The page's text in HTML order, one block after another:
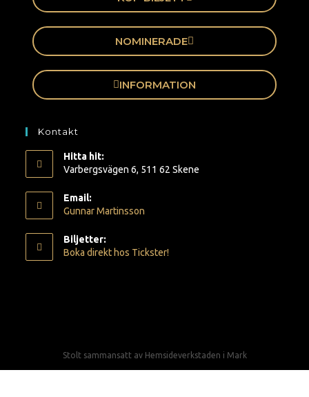
NOMINERADE
INFORMATION
Kontakt
Hitta hit:
Varbergsvägen 6, 511 62 Skene
Email:
Gunnar Martinsson
Biljetter:
Boka direkt hos Tickster!
Stolt sammansatt av Hemsideverkstaden i Mark